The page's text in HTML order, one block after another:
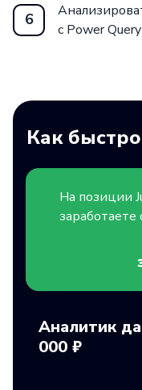
6
с Power
Как
На позиции
заработаете
Аналитик
000 ₽